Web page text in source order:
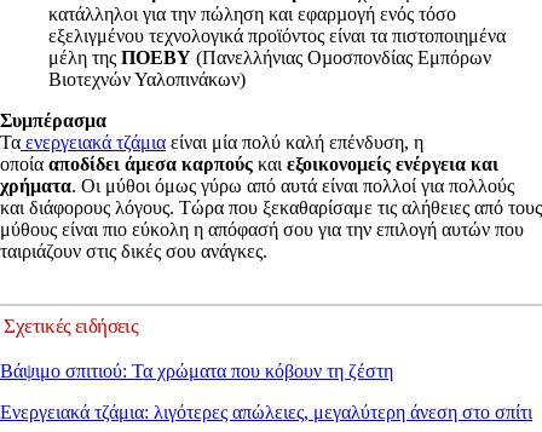
κατάλληλοι για την πώληση και εφαρµογή ενός τόσο
εξελιγμένου τεχνολογικά προϊόντος είναι τα πιστοποιημένα
μέλη της ΠΟΕΒΥ (Πανελλήνιας Οµοσπονδίας Εμπόρων
Βιοτεχνών Υαλοπινάκων)
Συμπέρασμα
Τα ενεργειακά τζάμια είναι μία πολύ καλή επένδυση, η
οποία αποδίδει άμεσα καρπούς και εξοικονομείς ενέργεια και
χρήματα. Οι μύθοι όμως γύρω από αυτά είναι πολλοί για πολλούς
και διάφορους λόγους. Τώρα που ξεκαθαρίσαμε τις αλήθειες από τους
μύθους είναι πιο εύκολη η απόφασή σου για την επιλογή αυτών που
ταιριάζουν στις δικές σου ανάγκες.
Σχετικές ειδήσεις
Βάψιμο σπιτιού: Τα χρώματα που κόβουν τη ζέστη
Ενεργειακά τζάμια: λιγότερες απώλειες, μεγαλύτερη άνεση στο σπίτι